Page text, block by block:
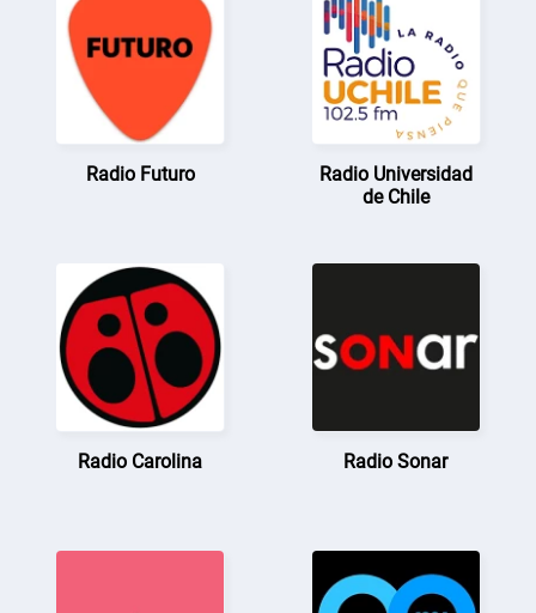
Radio Futuro
Radio Universidad
de Chile
Radio Carolina Radio Sonar